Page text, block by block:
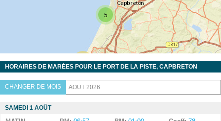
13
5
HORAIRES DE MARÉES POUR LE PORT DE LA PISTE, CAPBRETON
CHANGER DE MOIS
SAMEDI 1 AOÛT